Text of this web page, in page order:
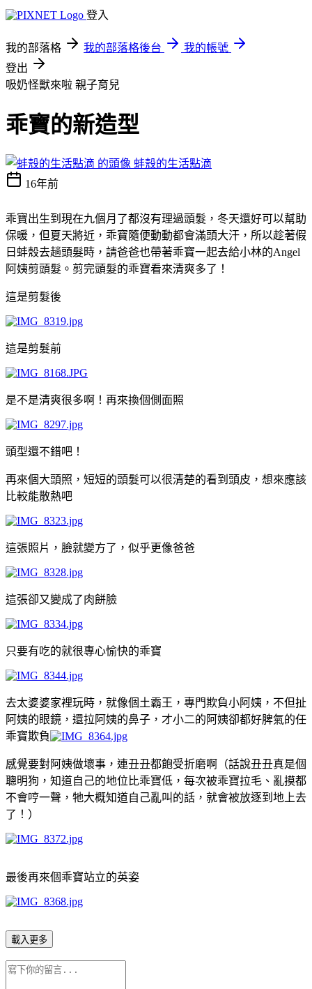
登入
我的部落格 我的部落格後台
我的帳號
登出
吸奶怪獸來啦 親子育兒
乖寶的新造型
蚌殼的生活點滴
16年前
乖寶出生到現在九個月了都沒有理過頭髮，冬天還好可以幫助
保暖，但夏天將近，乖寶隨便動動都會滿頭大汗，所以趁著假
日蚌殼去趟頭髮時，請爸爸也帶著乖寶一起去給小林的Angel
阿姨剪頭髮。剪完頭髮的乖寶看來清爽多了！
這是剪髮後
這是剪髮前
是不是清爽很多啊！再來換個側面照
頭型還不錯吧！
再來個大頭照，短短的頭髮可以很清楚的看到頭皮，想來應該
比較能散熱吧
這張照片，臉就變方了，似乎更像爸爸
這張卻又變成了肉餅臉
只要有吃的就很專心愉快的乖寶
去太婆婆家裡玩時，就像個土霸王，專門欺負小阿姨，不但扯
阿姨的眼鏡，還拉阿姨的鼻子，才小二的阿姨卻都好脾氣的任
乖寶欺負
感覺要對阿姨做壞事，連丑丑都飽受折磨啊（話說丑丑真是個
聰明狗，知道自己的地位比乖寶低，每次被乖寶拉毛、亂摸都
不會哼一聲，牠大概知道自己亂叫的話，就會被放逐到地上去
了！）
最後再來個乖寶站立的英姿
載入更多